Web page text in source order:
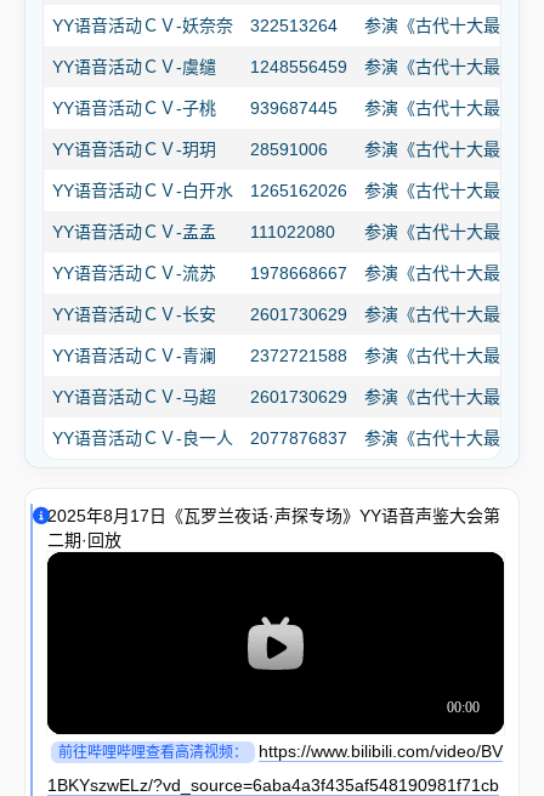
YY语音活动ＣＶ-妖奈奈 322513264 参演《古代十大最美谎
YY语音活动ＣＶ-虞缱 1248556459 参演《古代十大最美谎
YY语音活动ＣＶ-子桃 939687445 参演《古代十大最美谎
YY语音活动ＣＶ-玥玥 28591006 参演《古代十大最美谎
YY语音活动ＣＶ-白开水 1265162026 参演《古代十大最美谎
YY语音活动ＣＶ-孟孟 111022080 参演《古代十大最美谎
YY语音活动ＣＶ-流苏 1978668667 参演《古代十大最美谎
YY语音活动ＣＶ-长安 2601730629 参演《古代十大最美谎
YY语音活动ＣＶ-青澜 2372721588 参演《古代十大最美谎
YY语音活动ＣＶ-马超 2601730629 参演《古代十大最美谎
YY语音活动ＣＶ-良一人 2077876837 参演《古代十大最美谎
2025年8月17日《瓦罗兰夜话·声探专场》YY语音声鉴大会第
二期·回放
前往哔哩哔哩查看高清视频：
https://www.bilibili.com/video/BV
1BKYszwELz/?vd_source=6aba4a3f435af548190981f71cb